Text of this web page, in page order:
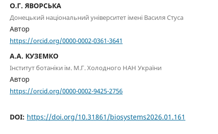
О.Г. ЯВОРСЬКА
Донецький національний університет імені Василя Стуса
Автор
https://orcid.org/0000-0002-0361-3641
А.А. КУЗЕМКО
Інститут ботаніки ім. М.Г. Холодного НАН України
Автор
https://orcid.org/0000-0002-9425-2756
DOI: https://doi.org/10.31861/biosystems2026.01.161